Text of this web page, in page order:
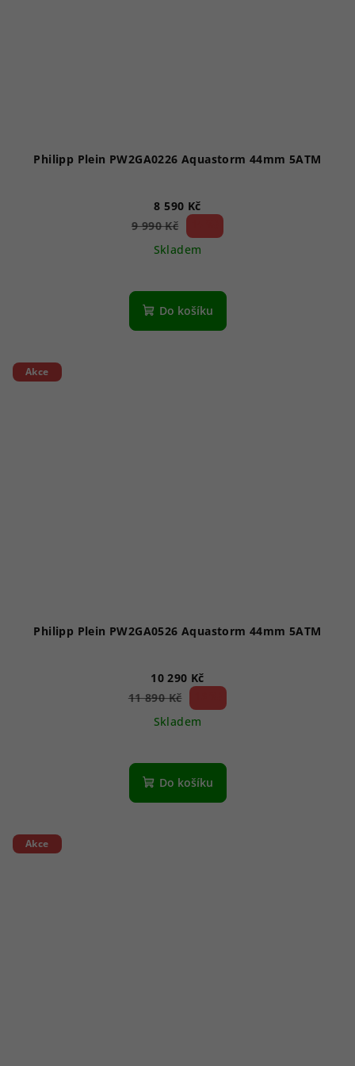
Philipp Plein PW2GA0226 Aquastorm 44mm 5ATM
8 590 Kč
9 990 Kč
Skladem
Do košíku
Akce
Philipp Plein PW2GA0526 Aquastorm 44mm 5ATM
10 290 Kč
11 890 Kč
Skladem
Do košíku
Akce